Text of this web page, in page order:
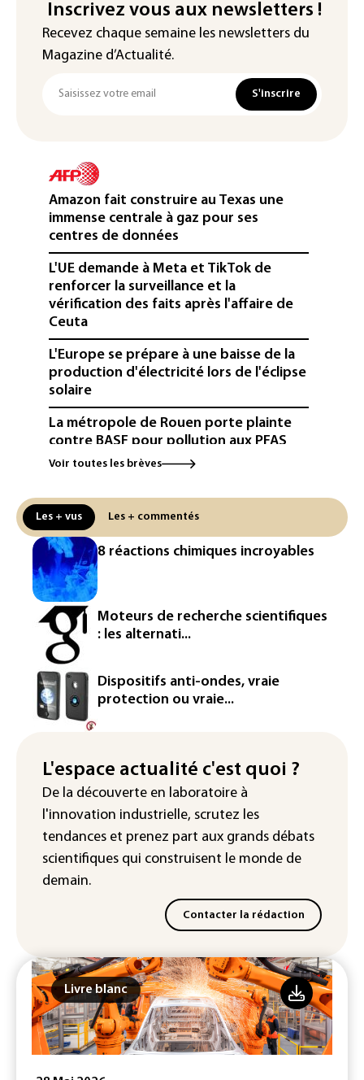
Inscrivez vous aux newsletters !
Recevez chaque semaine les newsletters du
Magazine d’Actualité.
S'inscrire
Amazon fait construire au Texas une
immense centrale à gaz pour ses
centres de données
L'UE demande à Meta et TikTok de
renforcer la surveillance et la
vérification des faits après l'affaire de
Ceuta
L'Europe se prépare à une baisse de la
production d'électricité lors de l'éclipse
solaire
La métropole de Rouen porte plainte
contre BASF pour pollution aux PFAS
Canicule: à l'arrêt depuis fin juillet, la
réseau
Véhicules de livraison autonomes: la
France ouvre la voie à leur
homologation
Iris³: Eutelsat investira 3,4 milliards
d'euros dans la future constellation
européenne
Le magazine VSD racheté par
l'entrepreneur Vianney d'Alançon
La production française de maïs
"Retour en force" progressif de la
chaleur dans les prochains jours en
France
Voir toutes les brèves
Les + vus Les + commentés
8 réactions chimiques incroyables
Moteurs de recherche scientifiques
: les alternati...
Dispositifs anti-ondes, vraie
protection ou vraie...
L'espace actualité c'est quoi ?
De la découverte en laboratoire à
l'innovation industrielle, scrutez les
tendances et prenez part aux grands débats
scientifiques qui construisent le monde de
demain.
Contacter la rédaction
Livre blanc